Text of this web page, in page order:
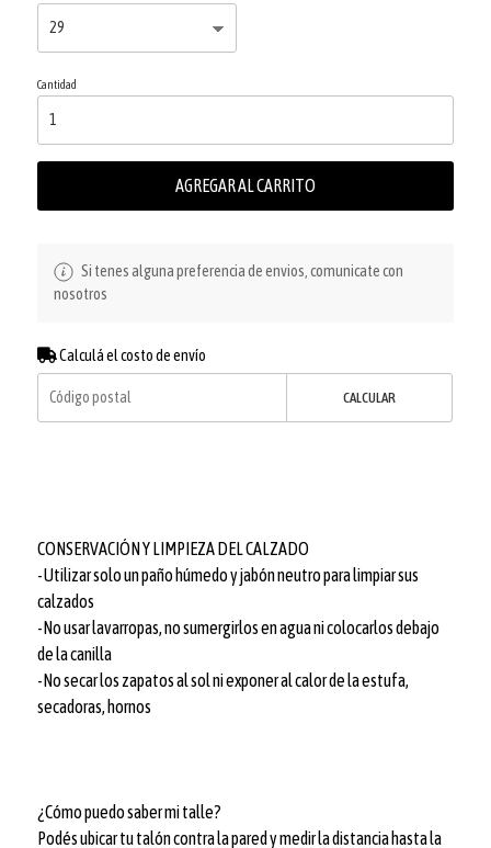
Cantidad
AGREGAR AL CARRITO
Si tenes alguna preferencia de envios, comunicate con
nosotros
Calculá el costo de envío
CALCULAR
CONSERVACIÓN Y LIMPIEZA DEL CALZADO
-Utilizar solo un paño húmedo y jabón neutro para limpiar sus
calzados
-No usar lavarropas, no sumergirlos en agua ni colocarlos debajo
de la canilla
-No secar los zapatos al sol ni exponer al calor de la estufa,
secadoras, hornos
¿Cómo puedo saber mi talle?
Podés ubicar tu talón contra la pared y medir la distancia hasta la